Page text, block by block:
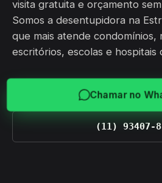
visita gratuita e orçamento
Somos a desentupidora na
que mais atende condomínios,
escritórios, escolas e hospitais
Chamar no
(11) 93407-